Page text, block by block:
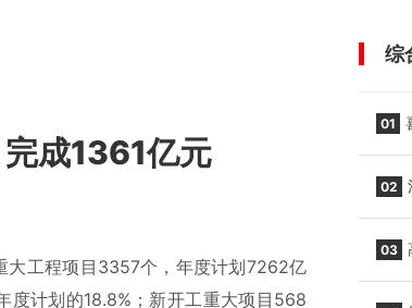
成1361亿元
大工程项目3357个，年度计划7262亿
度计划的18.8%；新开工重大项目568
综
01
02
03